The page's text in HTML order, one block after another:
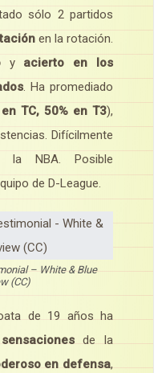
sólo 2 partidos
en la rotación.
y acierto en los
. Ha promediado
TC, 50% en T3),
Difícilmente
la NBA. Posible
de D-League.
– White & Blue
(CC)
de 19 años ha
de la
en defensa,